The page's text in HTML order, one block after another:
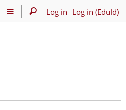
Log in Log in (EduId)